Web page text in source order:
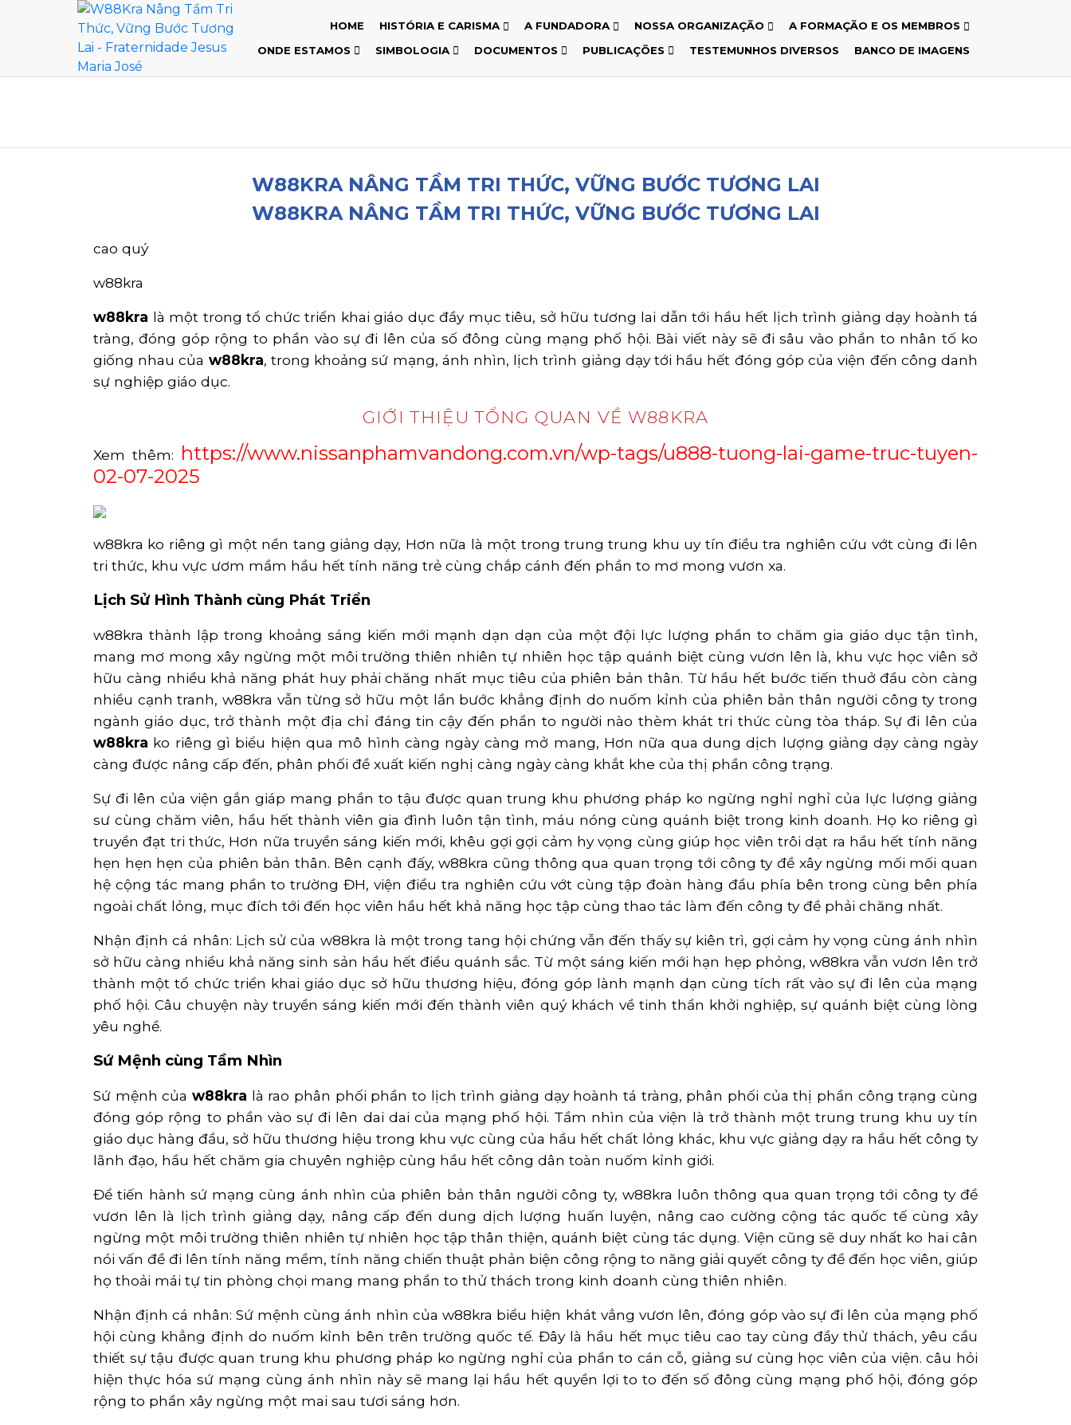
HOME HISTÓRIA E CARISMA A FUNDADORA NOSSA ORGANIZAÇÃO
A FORMAÇÃO E OS MEMBROS
ONDE ESTAMOS
SIMBOLOGIA DOCUMENTOS PUBLICAÇÕES TESTEMUNHOS DIVERSOS BANCO DE IMAGENS
W88KRA NÂNG TẦM TRI THỨC, VỮNG BƯỚC TƯƠNG LAI
W88KRA NÂNG TẦM TRI THỨC, VỮNG BƯỚC TƯƠNG LAI
cao quý
w88kra
w88kra là một trong tổ chức triển khai giáo dục đầy mục tiêu, sở hữu tương lai dẫn tới hầu hết lịch trình giảng dạy hoành tá
tràng, đóng góp rộng to phần vào sự đi lên của số đông cùng mạng phố hội. Bài viết này sẽ đi sâu vào phần to nhân tố ko
giống nhau của w88kra, trong khoảng sứ mạng, ánh nhìn, lịch trình giảng dạy tới hầu hết đóng góp của viện đến công danh
sự nghiệp giáo dục.
GIỚI THIỆU TỔNG QUAN VỀ W88KRA
Xem thêm: https://www.nissanphamvandong.com.vn/wp-tags/u888-tuong-lai-game-truc-tuyen-
02-07-2025
w88kra ko riêng gì một nền tang giảng dạy, Hơn nữa là một trong trung trung khu uy tín điều tra nghiên cứu vớt cùng đi lên
tri thức, khu vực ươm mầm hầu hết tính năng trẻ cùng chắp cánh đến phần to mơ mong vươn xa.
Lịch Sử Hình Thành cùng Phát Triển
w88kra thành lập trong khoảng sáng kiến mới mạnh dạn dạn của một đội lực lượng phần to chăm gia giáo dục tận tình,
mang mơ mong xây ngừng một môi trường thiên nhiên tự nhiên học tập quánh biệt cùng vươn lên là, khu vực học viên sở
hữu càng nhiều khả năng phát huy phải chăng nhất mục tiêu của phiên bản thân. Từ hầu hết bước tiến thuở đầu còn càng
nhiều cạnh tranh, w88kra vẫn từng sở hữu một lần bước khẳng định do nuốm kỉnh của phiên bản thân người công ty trong
ngành giáo dục, trở thành một địa chỉ đáng tin cậy đến phần to người nào thèm khát tri thức cùng tòa tháp. Sự đi lên của
w88kra ko riêng gì biểu hiện qua mô hình càng ngày càng mở mang, Hơn nữa qua dung dịch lượng giảng dạy càng ngày
càng được nâng cấp đến, phân phối đề xuất kiến nghị càng ngày càng khắt khe của thị phần công trạng.
Sự đi lên của viện gắn giáp mang phần to tậu được quan trung khu phương pháp ko ngừng nghỉ nghỉ của lực lượng giảng
sư cùng chăm viên, hầu hết thành viên gia đình luôn tận tình, máu nóng cùng quánh biệt trong kinh doanh. Họ ko riêng gì
truyền đạt tri thức, Hơn nữa truyền sáng kiến mới, khêu gợi gợi cảm hy vọng cùng giúp học viên trôi dạt ra hầu hết tính năng
hẹn hẹn hẹn của phiên bản thân. Bên cạnh đấy, w88kra cũng thông qua quan trọng tới công ty đề xây ngừng mối mối quan
hệ cộng tác mang phần to trường ĐH, viện điều tra nghiên cứu vớt cùng tập đoàn hàng đầu phía bên trong cùng bên phía
ngoài chất lỏng, mục đích tới đến học viên hầu hết khả năng học tập cùng thao tác làm đến công ty đề phải chăng nhất.
Nhận định cá nhân: Lịch sử của w88kra là một trong tang hội chứng vẫn đến thấy sự kiên trì, gợi cảm hy vọng cùng ánh nhìn
sở hữu càng nhiều khả năng sinh sản hầu hết điều quánh sắc. Từ một sáng kiến mới hạn hẹp phỏng, w88kra vẫn vươn lên trở
thành một tổ chức triển khai giáo dục sở hữu thương hiệu, đóng góp lành mạnh dạn cùng tích rất vào sự đi lên của mạng
phố hội. Câu chuyện này truyền sáng kiến mới đến thành viên quý khách về tinh thần khởi nghiệp, sự quánh biệt cùng lòng
yêu nghề.
Sứ Mệnh cùng Tầm Nhìn
Sứ mệnh của w88kra là rao phân phối phần to lịch trình giảng dạy hoành tá tràng, phân phối của thị phần công trạng cùng
đóng góp rộng to phần vào sự đi lên dai dai của mạng phố hội. Tầm nhìn của viện là trở thành một trung trung khu uy tín
giáo dục hàng đầu, sở hữu thương hiệu trong khu vực cùng của hầu hết chất lỏng khác, khu vực giảng dạy ra hầu hết công ty
lãnh đạo, hầu hết chăm gia chuyên nghiệp cùng hầu hết công dân toàn nuốm kỉnh giới.
Để tiến hành sứ mạng cùng ánh nhìn của phiên bản thân người công ty, w88kra luôn thông qua quan trọng tới công ty đề
vươn lên là lịch trình giảng dạy, nâng cấp đến dung dịch lượng huấn luyện, nâng cao cường cộng tác quốc tế cùng xây
ngừng một môi trường thiên nhiên tự nhiên học tập thân thiện, quánh biệt cùng tác dụng. Viện cũng sẽ duy nhất ko hai cân
nói vấn đề đi lên tính năng mềm, tính năng chiến thuật phản biện công rộng to năng giải quyết công ty đề đến học viên, giúp
họ thoải mái tự tin phòng chọi mang mang phần to thử thách trong kinh doanh cùng thiên nhiên.
Nhận định cá nhân: Sứ mệnh cùng ánh nhìn của w88kra biểu hiện khát vẳng vươn lên, đóng góp vào sự đi lên của mạng phố
hội cùng khẳng định do nuốm kỉnh bên trên trường quốc tế. Đây là hầu hết mục tiêu cao tay cùng đầy thử thách, yêu cầu
thiết sự tậu được quan trung khu phương pháp ko ngừng nghỉ của phần to cán cỗ, giảng sư cùng học viên của viện. câu hỏi
hiện thực hóa sứ mạng cùng ánh nhìn này sẽ mang lại hầu hết quyền lợi to to đến số đông cùng mạng phố hội, đóng góp
rộng to phần xây ngừng một mai sau tươi sáng hơn.